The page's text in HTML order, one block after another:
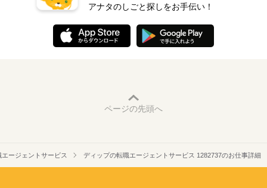
アナタのしごと探しをお手伝い！
ページの先頭へ
ージェントサービス ディップの転職エージェントサービス 1282737のお仕事詳細